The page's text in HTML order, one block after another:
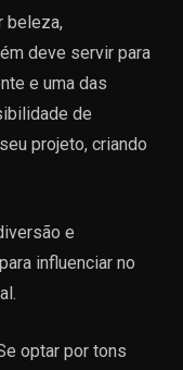
beleza,
deve servir para
e uma das
de
projeto, criando
e
influenciar no
optar por tons